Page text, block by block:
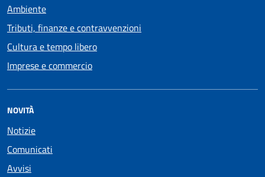
Ambiente
Tributi, finanze e contravvenzioni
Cultura e tempo libero
Imprese e commercio
NOVITÀ
Notizie
Comunicati
Avvisi